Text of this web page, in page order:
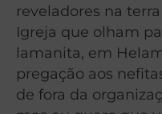
reveladores na
Igreja que olham
lamanita, em
pregação aos
de fora da